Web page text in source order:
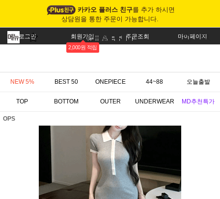
카카오 플러스 친구를 추가 하시면
상담원을 통한 주문이 가능합니다.
로그인 회원가입
2,000원 적립
주문조회 마이페이지
NEW 5% BEST 50 ONEPIECE 44~88 오늘출발
TOP BOTTOM OUTER UNDERWEAR MD추천특가
OPS